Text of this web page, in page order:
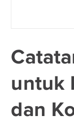
untuk
dan